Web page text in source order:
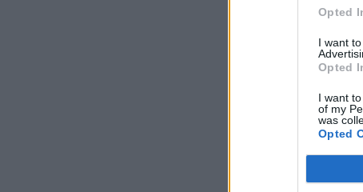
Opted
I want
Opted
I want
of my
was
Opted